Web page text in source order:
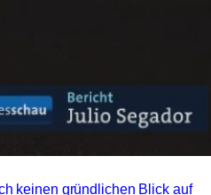
keinen gründlichen Blick auf